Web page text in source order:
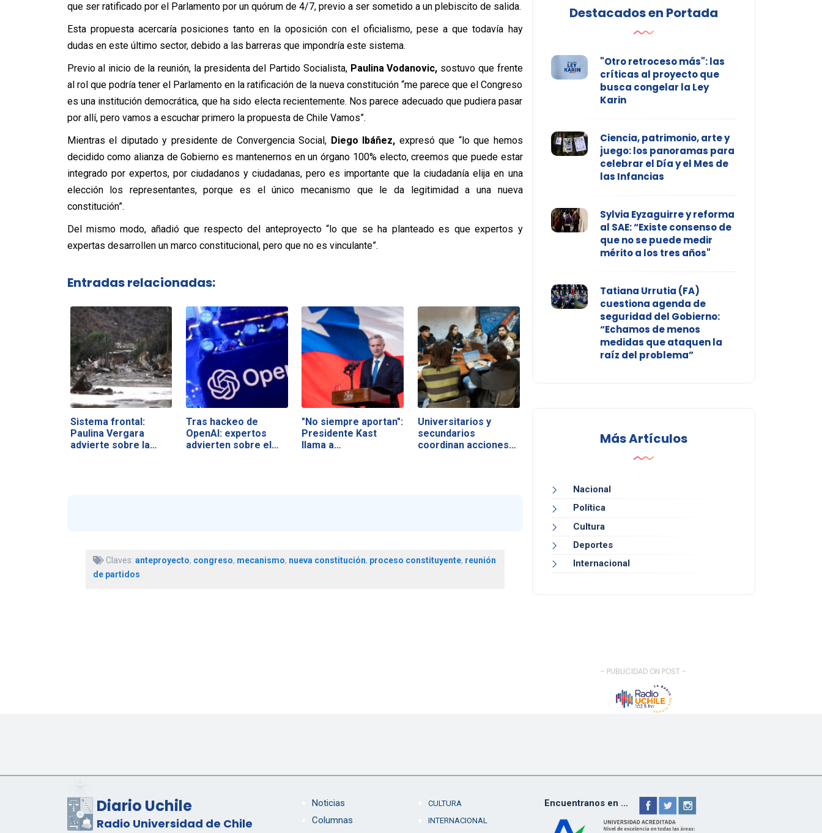
que ser ratificado por el Parlamento por un quórum de 4/7, previo a ser sometido a un plebiscito de salida.
Esta propuesta acercaría posiciones tanto en la oposición con el oficialismo, pese a que todavía hay
dudas en este último sector, debido a las barreras que impondría este sistema.
Previo al inicio de la reunión, la presidenta del Partido Socialista,Paulina Vodanovic, sostuvo que frente
al rol que podría tener el Parlamento en la ratificación de la nueva constitución “me parece que el Congreso
es una institución democrática, que ha sido electa recientemente. Nos parece adecuado que pudiera pasar
por allí, pero vamos a escuchar primero la propuesta de Chile Vamos”.
Mientras el diputado y presidente de Convergencia Social, Diego Ibáñez, expresó que “lo que hemos
decidido como alianza de Gobierno es mantenernos en un órgano 100% electo, creemos que puede estar
integrado por expertos, por ciudadanos y ciudadanas, pero es importante que la ciudadanía elija en una
elección los representantes, porque es el único mecanismo que le da legitimidad a una nueva
constitución”.
Del mismo modo, añadió que respecto del anteproyecto “lo que se ha planteado es que expertos y
expertas desarrollen un marco constitucional, pero que no es vinculante”.
Entradas relacionadas:
Sistema frontal:
Paulina Vergara
advierte sobre la…
Tras hackeo de
OpenAI: expertos
advierten sobre el…
"No siempre aportan":
Presidente Kast
llama a…
Universitarios y
secundarios
coordinan acciones…
Claves: anteproyecto, congreso, mecanismo, nueva constitución, proceso constituyente, reunión
de partidos
Destacados en Portada
"Otro retroceso más": las
críticas al proyecto que
busca congelar la Ley
Karin
Ciencia, patrimonio, arte y
juego: los panoramas para
celebrar el Día y el Mes de
las Infancias
Sylvia Eyzaguirre y reforma
al SAE: “Existe consenso de
que no se puede medir
mérito a los tres años"
Tatiana Urrutia (FA)
cuestiona agenda de
seguridad del Gobierno:
“Echamos de menos
medidas que ataquen la
raíz del problema”
Más Artículos
Nacional
Política
Cultura
Deportes
Internacional
- PUBLICIDAD ON POST -
Diario Uchile
Radio Universidad de Chile
Noticias
Columnas
CULTURA
INTERNACIONAL
Encuentranos en ...